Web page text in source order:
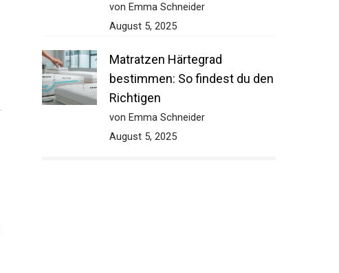
von Emma Schneider
August 5, 2025
Matratzen Härtegrad
bestimmen: So findest du den
Richtigen
von Emma Schneider
August 5, 2025